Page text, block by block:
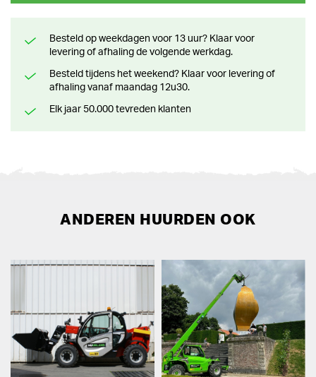
Besteld op weekdagen voor 13 uur? Klaar voor
levering of afhaling de volgende werkdag.
Besteld tijdens het weekend? Klaar voor levering of
afhaling vanaf maandag 12u30.
Elk jaar 50.000 tevreden klanten
ANDEREN HUURDEN OOK